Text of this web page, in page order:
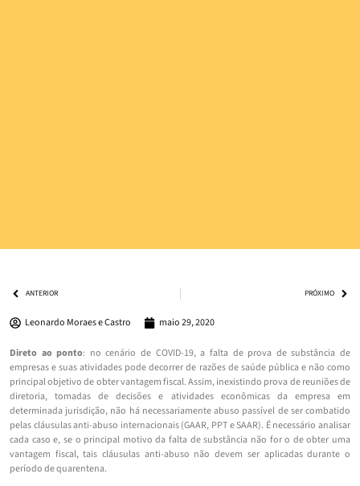
ANTERIOR PRÓXIMO
Leonardo Moraes e Castro maio 29, 2020
Direto ao ponto: no cenário de COVID-19, a falta de prova de substância de
empresas e suas atividades pode decorrer de razões de saúde pública e não como
principal objetivo de obter vantagem fiscal. Assim, inexistindo prova de reuniões de
diretoria, tomadas de decisões e atividades econômicas da empresa em
determinada jurisdição, não há necessariamente abuso passível de ser combatido
pelas cláusulas anti-abuso internacionais (GAAR, PPT e SAAR). É necessário analisar
cada caso e, se o principal motivo da falta de substância não for o de obter uma
vantagem fiscal, tais cláusulas anti-abuso não devem ser aplicadas durante o
período de quarentena.